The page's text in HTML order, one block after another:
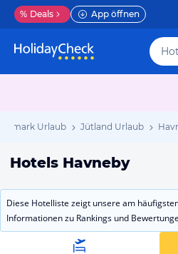
% Deals App öffnen
Urlaub Jütland Urlaub
Hotels Havneby
Diese Hotelliste zeigt unsere am
Informationen zu Rankings und